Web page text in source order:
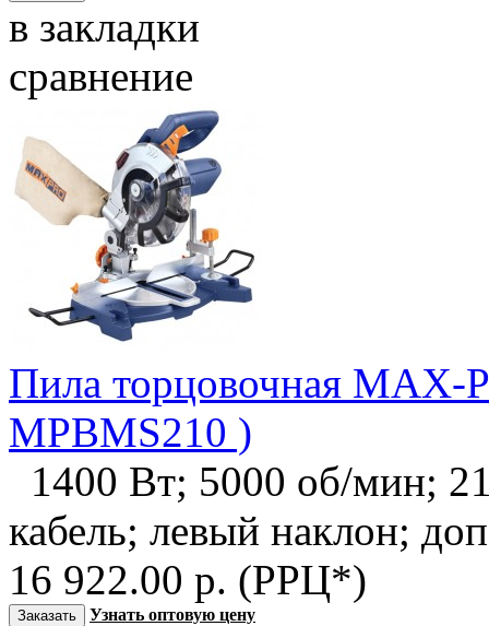
в закладки
сравнение
Пила торцовочная MAX-
MPBMS210 )
1400 Вт; 5000 об/мин;
кабель; левый наклон;
16 922.00 р. (РРЦ*)
Узнать оптовую цену